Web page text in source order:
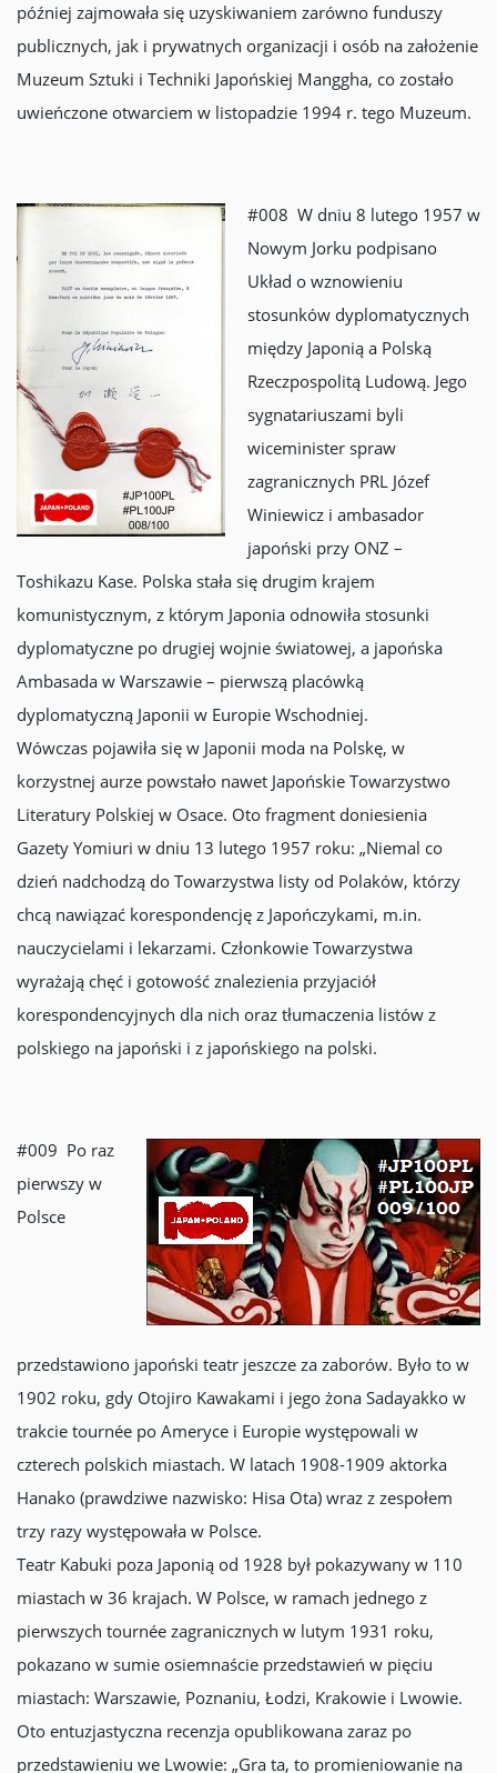
później zajmowała się uzyskiwaniem zarówno funduszy
publicznych, jak i prywatnych organizacji i osób na założenie
Muzeum Sztuki i Techniki Japońskiej Manggha, co zostało
uwieńczone otwarciem w listopadzie 1994 r. tego Muzeum.
#008 W dniu 8 lutego 1957 w
Nowym Jorku podpisano
Układ o wznowieniu
stosunków dyplomatycznych
między Japonią a Polską
Rzeczpospolitą Ludową. Jego
sygnatariuszami byli
wiceminister spraw
zagranicznych PRL Józef
Winiewicz i ambasador
japoński przy ONZ –
Toshikazu Kase. Polska stała się drugim krajem
komunistycznym, z którym Japonia odnowiła stosunki
dyplomatyczne po drugiej wojnie światowej, a japońska
Ambasada w Warszawie – pierwszą placówką
dyplomatyczną Japonii w Europie Wschodniej.
Wówczas pojawiła się w Japonii moda na Polskę, w
korzystnej aurze powstało nawet Japońskie Towarzystwo
Literatury Polskiej w Osace. Oto fragment doniesienia
Gazety Yomiuri w dniu 13 lutego 1957 roku: „Niemal co
dzień nadchodzą do Towarzystwa listy od Polaków, którzy
chcą nawiązać korespondencję z Japończykami, m.in.
nauczycielami i lekarzami. Członkowie Towarzystwa
wyrażają chęć i gotowość znalezienia przyjaciół
korespondencyjnych dla nich oraz tłumaczenia listów z
polskiego na japoński i z japońskiego na polski.
#009 Po raz
pierwszy w
Polsce
przedstawiono japoński teatr jeszcze za zaborów. Było to w
1902 roku, gdy Otojiro Kawakami i jego żona Sadayakko w
trakcie tournée po Ameryce i Europie występowali w
czterech polskich miastach. W latach 1908-1909 aktorka
Hanako (prawdziwe nazwisko: Hisa Ota) wraz z zespołem
trzy razy występowała w Polsce.
Teatr Kabuki poza Japonią od 1928 był pokazywany w 110
miastach w 36 krajach. W Polsce, w ramach jednego z
pierwszych tournée zagranicznych w lutym 1931 roku,
pokazano w sumie osiemnaście przedstawień w pięciu
miastach: Warszawie, Poznaniu, Łodzi, Krakowie i Lwowie.
Oto entuzjastyczna recenzja opublikowana zaraz po
przedstawieniu we Lwowie: „Gra ta, to promieniowanie na